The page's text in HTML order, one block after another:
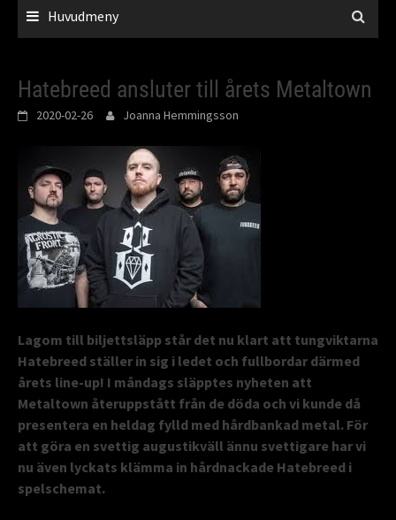
Huvudmeny
Hatebreed ansluter till årets Metaltown
2020-02-26 Joanna Hemmingsson
Lagom till biljettsläpp står det nu klart att tungviktarna
Hatebreed ställer in sig i ledet och fullbordar därmed
årets line-up! I måndags släpptes nyheten att
Metaltown återuppstått från de döda och vi kunde då
presentera en heldag fylld med hårdbankad metal. För
att göra en svettig augustikväll ännu svettigare har vi
nu även lyckats klämma in hårdnackade Hatebreed i
spelschemat.